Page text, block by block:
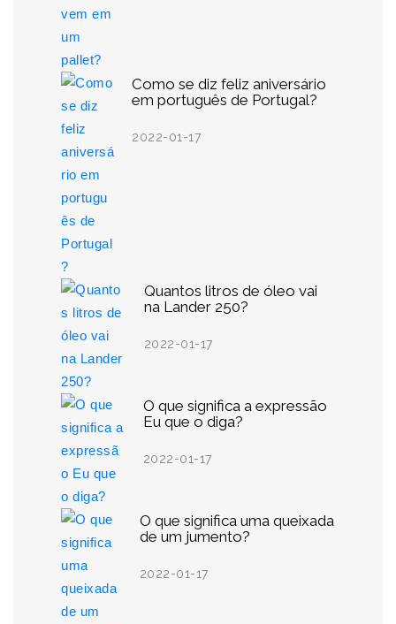
Como se diz feliz aniversário
em português de Portugal?
2022-01-17
Quantos litros de óleo vai
na Lander 250?
2022-01-17
O que significa a expressão
Eu que o diga?
2022-01-17
O que significa uma queixada
de um jumento?
2022-01-17